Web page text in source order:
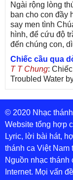
Ngài rộng lòng
ban cho con đầy
say men tình
hình, để cứu độ
đến chúng con,
Chiếc cầu qua
T T Chung:
Troubled Water
26, 1970) Lời
Chung Tử Lưu
De Colores! (Lời
Son Vu: Bài hát
Bài ca dâng Mẹ
thuc : xin lòi bài
Theo gương
sr Thúy Ngân:
© 2020 Nhạc
Website tổng hợp
Lyric, lời bài hát,
thánh ca Việt Nam
Nguồn nhạc
Internet. Mọi vấn